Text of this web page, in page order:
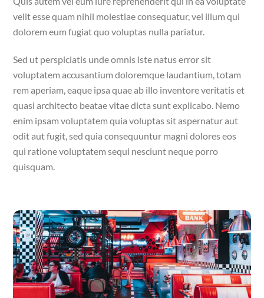
velit esse quam nihil molestiae consequatur, vel illum qui
dolorem eum fugiat quo voluptas nulla pariatur.
Sed ut perspiciatis unde omnis iste natus error sit
voluptatem accusantium doloremque laudantium, totam
rem aperiam, eaque ipsa quae ab illo inventore veritatis et
quasi architecto beatae vitae dicta sunt explicabo. Nemo
enim ipsam voluptatem quia voluptas sit aspernatur aut
odit aut fugit, sed quia consequuntur magni dolores eos
qui ratione voluptatem sequi nesciunt neque porro
quisquam.